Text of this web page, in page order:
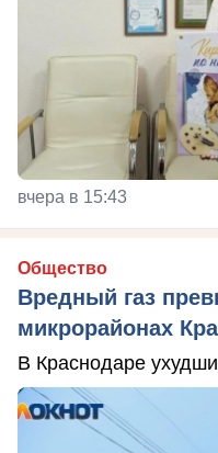
вчера в 15:43
Общество
Вредный газ
микрорайонах
В Краснодаре